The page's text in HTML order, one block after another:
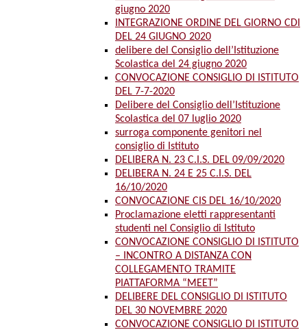
giugno 2020
INTEGRAZIONE ORDINE DEL GIORNO CDI
DEL 24 GIUGNO 2020
delibere del Consiglio dell’Istituzione
Scolastica del 24 giugno 2020
CONVOCAZIONE CONSIGLIO DI ISTITUTO
DEL 7-7-2020
Delibere del Consiglio dell’Istituzione
Scolastica del 07 luglio 2020
surroga componente genitori nel
consiglio di Istituto
DELIBERA N. 23 C.I.S. DEL 09/09/2020
DELIBERA N. 24 E 25 C.I.S. DEL
16/10/2020
CONVOCAZIONE CIS DEL 16/10/2020
Proclamazione eletti rappresentanti
studenti nel Consiglio di Istituto
CONVOCAZIONE CONSIGLIO DI ISTITUTO
– INCONTRO A DISTANZA CON
COLLEGAMENTO TRAMITE
PIATTAFORMA “MEET”
DELIBERE DEL CONSIGLIO DI ISTITUTO
DEL 30 NOVEMBRE 2020
CONVOCAZIONE CONSIGLIO DI ISTITUTO